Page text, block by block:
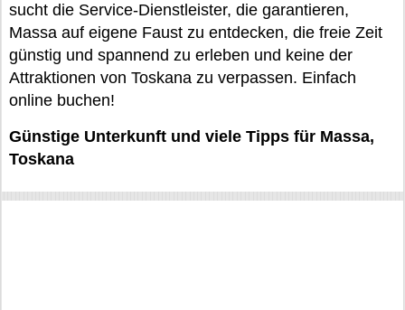
sucht die Service-Dienstleister, die garantieren,
Massa auf eigene Faust zu entdecken, die freie Zeit
günstig und spannend zu erleben und keine der
Attraktionen von Toskana zu verpassen. Einfach
online buchen!
Günstige Unterkunft und viele Tipps für Massa,
Toskana